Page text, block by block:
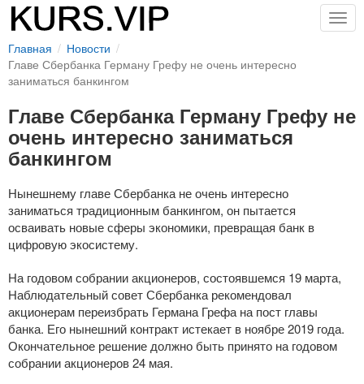
Главная
Новости
Главе Сбербанка Герману Грефу не очень интересно
заниматься банкингом
Главе Сбербанка Герману Грефу не
очень интересно заниматься
банкингом
Нынешнему главе Сбербанка не очень интересно
заниматься традиционным банкингом, он пытается
осваивать новые сферы экономики, превращая банк в
цифровую экосистему.
На годовом собрании акционеров, состоявшемся 19 марта,
Наблюдательный совет Сбербанка рекомендовал
акционерам переизбрать Германа Грефа на пост главы
банка. Его нынешний контракт истекает в ноябре 2019 года.
Окончательное решение должно быть принято на годовом
собрании акционеров 24 мая.